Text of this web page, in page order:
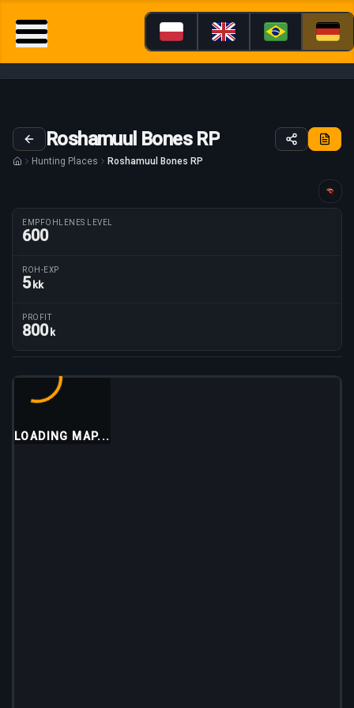
Roshamuul Bones RP
Hunting Places Roshamuul Bones RP
Routenparameter
EMPFOHLENES LEVEL
600
ROH-EXP
5 kk
PROFIT
800 k
LOADING MAP...